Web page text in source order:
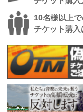
10名様以上
チケット購入